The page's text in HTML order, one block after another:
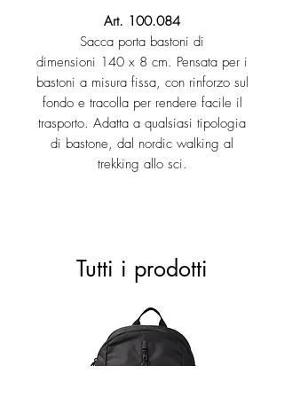
Art. 100.084
Sacca porta bastoni di
dimensioni 140 x 8 cm. Pensata per i
bastoni a misura fissa, con rinforzo sul
fondo e tracolla per rendere facile il
trasporto. Adatta a qualsiasi tipologia
di bastone, dal nordic walking al
trekking allo sci.
Tutti i prodotti